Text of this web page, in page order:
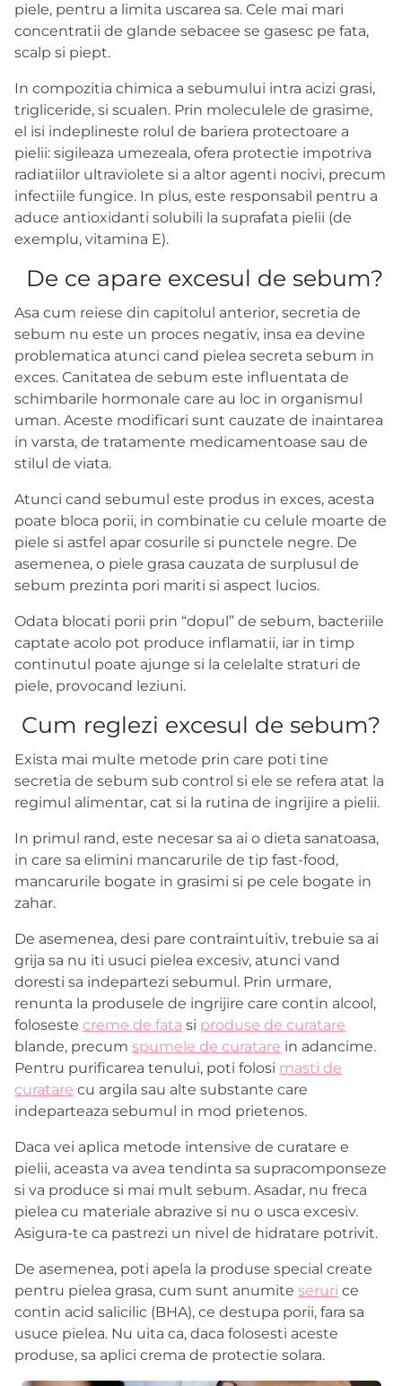
piele, pentru a limita uscarea sa. Cele mai mari
concentratii de glande sebacee se gasesc pe fata,
scalp si piept.
In compozitia chimica a sebumului intra acizi grasi,
trigliceride, si scualen. Prin moleculele de grasime,
el isi indeplineste rolul de bariera protectoare a
pielii: sigileaza umezeala, ofera protectie impotriva
radiatiilor ultraviolete si a altor agenti nocivi, precum
infectiile fungice. In plus, este responsabil pentru a
aduce antioxidanti solubili la suprafata pielii (de
exemplu, vitamina E).
De ce apare excesul de sebum?
Asa cum reiese din capitolul anterior, secretia de
sebum nu este un proces negativ, insa ea devine
problematica atunci cand pielea secreta sebum in
exces. Canitatea de sebum este influentata de
schimbarile hormonale care au loc in organismul
uman. Aceste modificari sunt cauzate de inaintarea
in varsta, de tratamente medicamentoase sau de
stilul de viata.
Atunci cand sebumul este produs in exces, acesta
poate bloca porii, in combinatie cu celule moarte de
piele si astfel apar cosurile si punctele negre. De
asemenea, o piele grasa cauzata de surplusul de
sebum prezinta pori mariti si aspect lucios.
Odata blocati porii prin “dopul” de sebum, bacteriile
captate acolo pot produce inflamatii, iar in timp
continutul poate ajunge si la celelalte straturi de
piele, provocand leziuni.
Cum reglezi excesul de sebum?
Exista mai multe metode prin care poti tine
secretia de sebum sub control si ele se refera atat la
regimul alimentar, cat si la rutina de ingrijire a pielii.
In primul rand, este necesar sa ai o dieta sanatoasa,
in care sa elimini mancarurile de tip fast-food,
mancarurile bogate in grasimi si pe cele bogate in
zahar.
De asemenea, desi pare contraintuitiv, trebuie sa ai
grija sa nu iti usuci pielea excesiv, atunci vand
doresti sa indepartezi sebumul. Prin urmare,
renunta la produsele de ingrijire care contin alcool,
foloseste creme de fata si produse de curatare
blande, precum spumele de curatare in adancime.
Pentru purificarea tenului, poti folosi masti de
curatare cu argila sau alte substante care
indeparteaza sebumul in mod prietenos.
Daca vei aplica metode intensive de curatare e
pielii, aceasta va avea tendinta sa supracomponseze
si va produce si mai mult sebum. Asadar, nu freca
pielea cu materiale abrazive si nu o usca excesiv.
Asigura-te ca pastrezi un nivel de hidratare potrivit.
De asemenea, poti apela la produse special create
pentru pielea grasa, cum sunt anumite seruri ce
contin acid salicilic (BHA), ce destupa porii, fara sa
usuce pielea. Nu uita ca, daca folosesti aceste
produse, sa aplici crema de protectie solara.